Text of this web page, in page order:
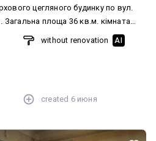
цегляного будинку по вул.
світла, чиста, у житловому
поруч є все необхідне: ринок
у.о.торг
without renovation AI
created 6 июня